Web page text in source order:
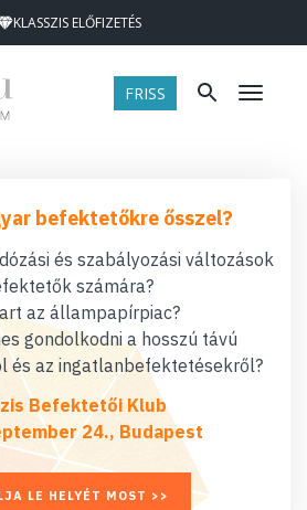
KLASSZIS ELŐFIZETÉS
FRISS Menü
befektetőkre ősszel?
és szabályozási változások
számára?
az állampapírpiac?
gondolkodni a hosszú távú
és az ingatlanbefektetésekről?
Befektetői Klub
24., Budapest
LE HELYÉT MOST >>